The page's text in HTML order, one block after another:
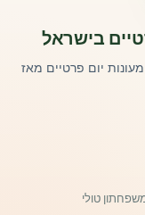
בישראל
בעלי מעונות יום פרטיים מאז
טולי